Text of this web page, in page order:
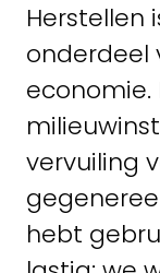
Herstellen
onderdeel
economie.
vervuiling
hebt